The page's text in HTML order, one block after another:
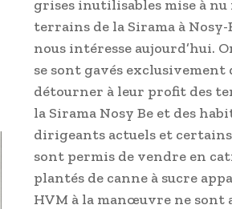
grises inutilisables mise à
terrains de la Sirama à
nous intéresse aujourd’hui.
se sont gavés exclusivement
détourner à leur profit des
la Sirama Nosy Be et des
dirigeants actuels et
sont permis de vendre en
plantés de canne à sucre
HVM à la manœuvre ne sont